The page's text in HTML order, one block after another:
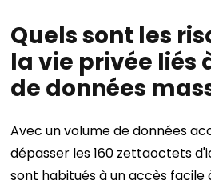
Quels sont les
la vie privée liés
de données
Avec un volume de données
dépasser les 160 zettaoctets
sont habitués à un accès facile